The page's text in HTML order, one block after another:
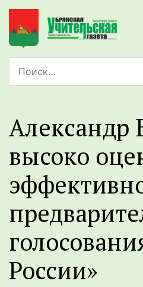
Александр
высоко
России»